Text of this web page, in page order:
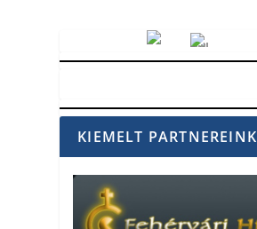
KIEMELT PARTNEREINK